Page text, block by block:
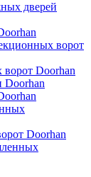
дверей
ворот
Doorhan
Doorhan
Doorhan